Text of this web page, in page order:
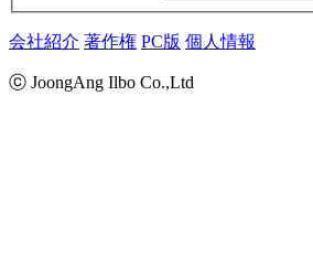
会社紹介 著作権 PC版 個人情報
ⓒ JoongAng Ilbo Co.,Ltd